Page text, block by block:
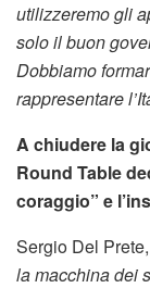
utilizzeremo gli
solo il buon
Dobbiamo
rappresentare
A chiudere la
Round Table
coraggio” e
Sergio Del
la macchina dei